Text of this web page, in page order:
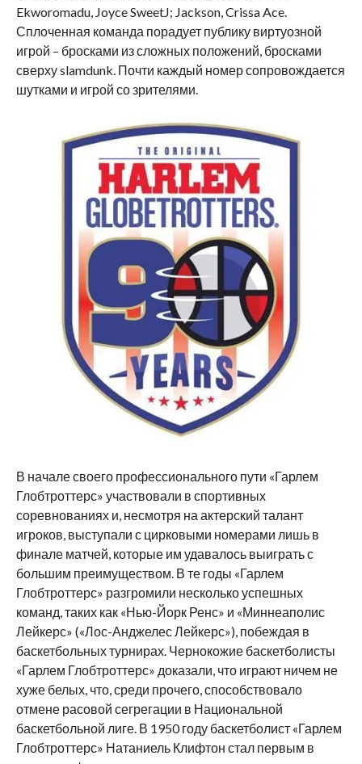
Ekworomadu, Joyce SweetJ; Jackson, Crissa Ace.
Сплоченная команда порадует публику виртуозной
игрой – бросками из сложных положений, бросками
сверхуslamdunk. Почти каждый номер сопровождается
шутками и игрой со зрителями.
В начале своего профессионального пути «Гарлем
Глобтроттерс» участвовали в спортивных
соревнованиях и, несмотря на актерский талант
игроков, выступали с цирковыми номерами лишь в
финале матчей, которые им удавалось выиграть с
большим преимуществом. В те годы «Гарлем
Глобтроттерс» разгромили несколько успешных
команд, таких как «Нью-Йорк Ренс» и «Миннеаполис
Лейкерс» («Лос-Анджелес Лейкерс»), побеждая в
баскетбольных турнирах. Чернокожие баскетболисты
«Гарлем Глобтроттерс» доказали, что играют ничем не
хуже белых, что, среди прочего, способствовало
отмене расовой сегрегации в Национальной
баскетбольной лиге. В 1950 году баскетболист «Гарлем
Глобтроттерс» Натаниель Клифтон стал первым в